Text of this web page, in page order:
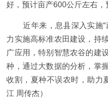
好，预计亩产600公斤左右
近年来，息县深入实施
力实施高标准农田建设，持
广应用，特别智慧农谷的建
种，通过大数据的分析，掌
收割，夏种不误农时，助力
江 周传杰）